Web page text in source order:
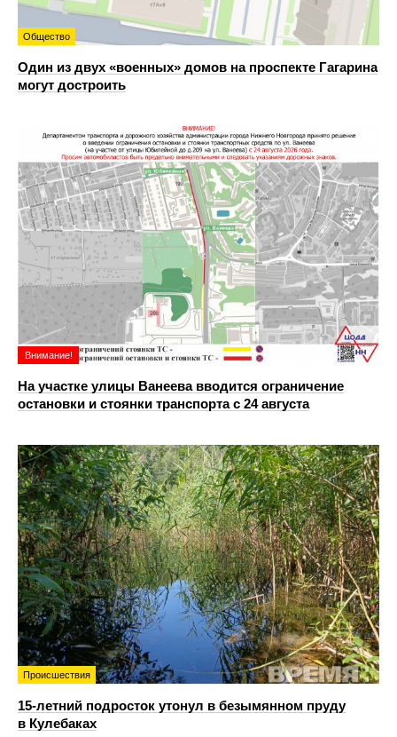
Общество
Один из двух «военных» домов на проспекте Гагарина
могут достроить
Внимание!
На участке улицы Ванеева вводится ограничение
остановки и стоянки транспорта с 24 августа
Происшествия
15-летний подросток утонул в безымянном пруду
в Кулебаках